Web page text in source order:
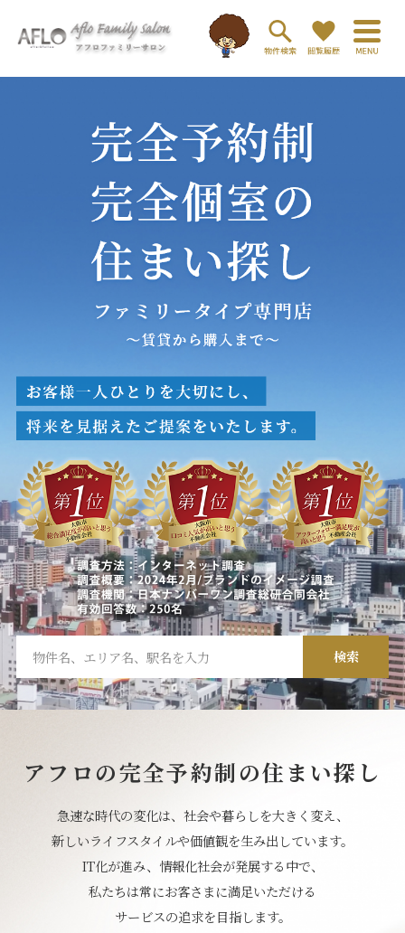
アフロの完全予約制の住まい探し
急速な時代の変化は、社会や暮らしを大きく変え、
新しいライフスタイルや価値観を生み出しています。
IT化が進み、情報化社会が発展する中で、
私たちは常にお客さまに満足いただける
サービスの追求を目指します。